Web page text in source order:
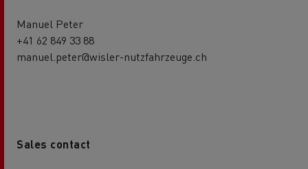
Manuel Peter
+41 62 849 33 88
manuel.peter@wisler-nutzfahrzeuge.ch
Sales contact